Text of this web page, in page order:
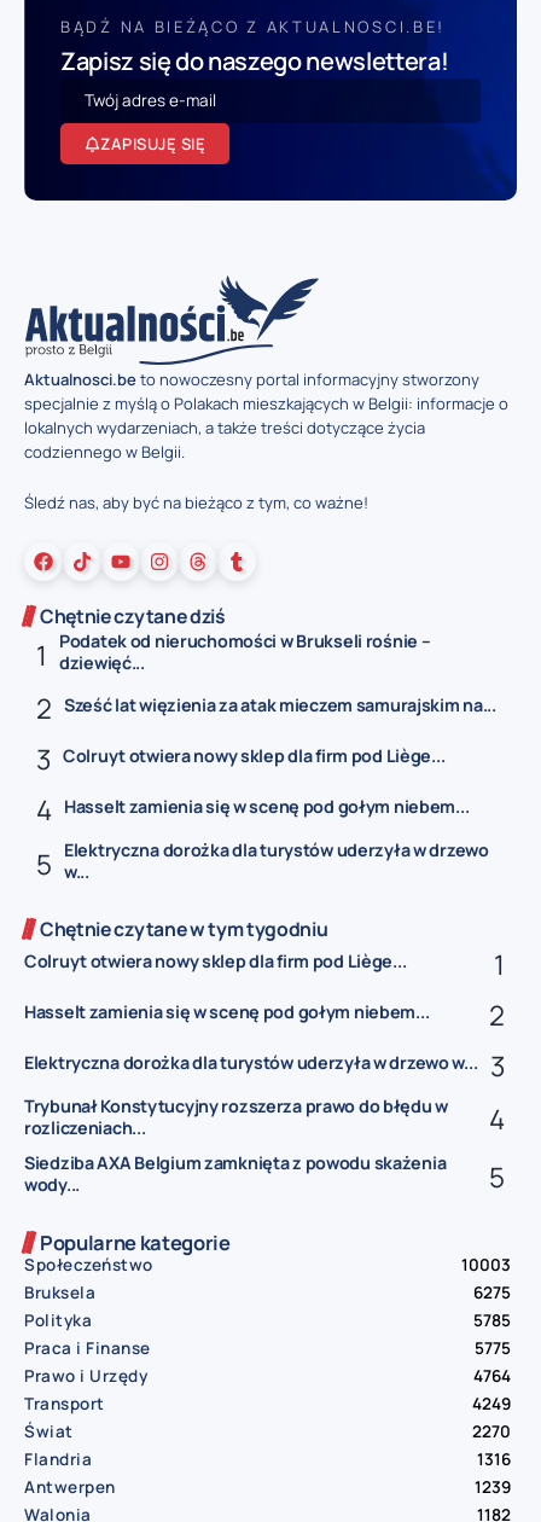
BĄDŹ NA BIEŻĄCO Z AKTUALNOSCI.BE!
Zapisz się do naszego newslettera!
ZAPISUJĘ SIĘ
Aktualnosci.beto nowoczesny portal informacyjny stworzony
specjalnie z myślą o Polakach mieszkających w Belgii: informacje o
lokalnych wydarzeniach, a także treści dotyczące życia
codziennego w Belgii.
Śledź nas, aby być na bieżąco z tym, co ważne!
Chętnie czytane dziś
Podatek od nieruchomości w Brukseli rośnie –
dziewięć...
Sześć lat więzienia za atak mieczem samurajskim na...
Colruyt otwiera nowy sklep dla firm pod Liège...
Hasselt zamienia się w scenę pod gołym niebem...
Elektryczna dorożka dla turystów uderzyła w drzewo
w...
Chętnie czytane w tym tygodniu
Colruyt otwiera nowy sklep dla firm pod Liège...
Hasselt zamienia się w scenę pod gołym niebem...
Elektryczna dorożka dla turystów uderzyła w drzewo w...
Trybunał Konstytucyjny rozszerza prawo do błędu w
rozliczeniach...
Siedziba AXA Belgium zamknięta z powodu skażenia
wody...
Popularne kategorie
Społeczeństwo
10003
Bruksela
6275
Polityka
5785
Praca i Finanse
5775
Prawo i Urzędy
4764
Transport
4249
Świat
2270
Flandria
1316
Antwerpen
1239
Walonia
1182